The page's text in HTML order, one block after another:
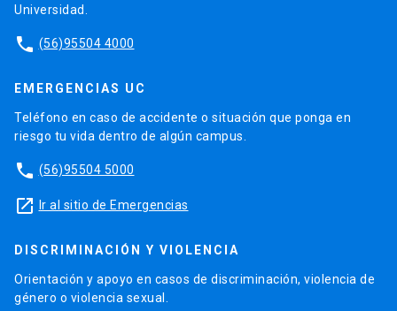
Universidad.
phone (56)95504 4000
EMERGENCIAS UC
Teléfono en caso de accidente o situación que ponga en
riesgo tu vida dentro de algún campus.
phone (56)95504 5000
launch Ir al sitio de Emergencias
DISCRIMINACIÓN Y VIOLENCIA
Orientación y apoyo en casos de discriminación, violencia de
género o violencia sexual.